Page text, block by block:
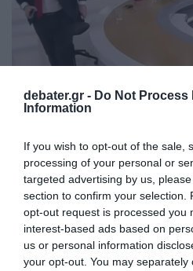
debater.gr - Do Not Process
Information
If you wish to opt-out of the sale,
processing of your personal or
targeted advertising by us,
section to confirm your selection.
opt-out request is processed you
interest-based ads based on
us or personal information
your opt-out. You may
Επεισόδιο στον αέρα:
Λαζαρίδης μετά από
“αλητεία της ΝΔ”
Έφυγε φωνάζοντας "ντροπή"
10.01.2026 - 12:47